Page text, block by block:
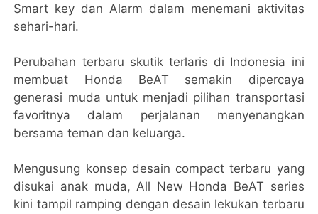
Smart key dan Alarm dalam menemani aktivitas
sehari-hari.
Perubahan terbaru skutik terlaris di Indonesia ini
membuat Honda BeAT semakin dipercaya
generasi muda untuk menjadi pilihan transportasi
favoritnya dalam perjalanan menyenangkan
bersama teman dan keluarga.
Mengusung konsep desain compact terbaru yang
disukai anak muda, All New Honda BeAT series
kini tampil ramping dengan desain lekukan terbaru